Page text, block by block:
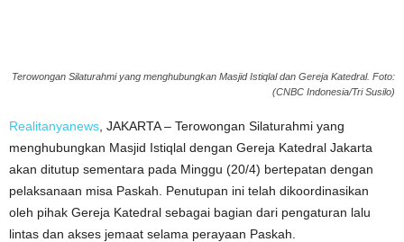
Terowongan Silaturahmi yang menghubungkan Masjid Istiqlal dan Gereja Katedral. Foto:
(CNBC Indonesia/Tri Susilo)
Realitanyanews , JAKARTA – Terowongan Silaturahmi yang
menghubungkan Masjid Istiqlal dengan Gereja Katedral Jakarta
akan ditutup sementara pada Minggu (20/4) bertepatan dengan
pelaksanaan misa Paskah. Penutupan ini telah dikoordinasikan
oleh pihak Gereja Katedral sebagai bagian dari pengaturan lalu
lintas dan akses jemaat selama perayaan Paskah.